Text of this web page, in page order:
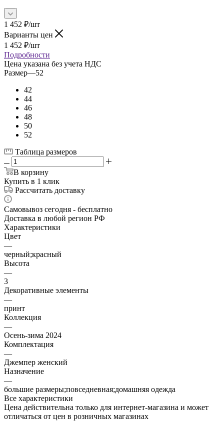
1 452 ₽/шт
Варианты цен
1 452 ₽/шт
Подробности
Цена указана без учета НДС
Размер—52
42
44
46
48
50
52
Таблица размеров
В корзину
Купить в 1 клик
Рассчитать доставку
Самовывоз сегодня - бесплатно
Доставка в любой регион РФ
Характеристики
Цвет
—
черный;красный
Высота
—
3
Декоративные элементы
—
принт
Коллекция
—
Осень-зима 2024
Комплектация
—
Джемпер женский
Назначение
—
большие размеры;повседневная;домашняя одежда
Все характеристики
Цена действительна только для интернет-магазина и может
отличаться от цен в розничных магазинах